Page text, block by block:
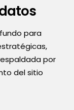
para
por
del sitio